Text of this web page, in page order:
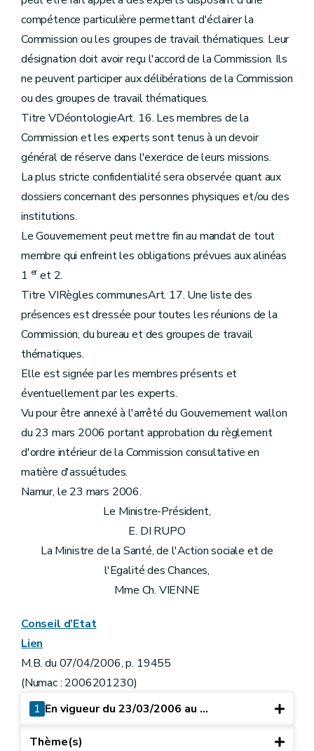
compétence particulière permettant d'éclairer la
Commission ou les groupes de travail thématiques. Leur
désignation doit avoir reçu l'accord de la Commission. Ils
ne peuvent participer aux délibérations de la Commission
ou des groupes de travail thématiques.
Titre VDéontologieArt. 16. Les membres de la
Commission et les experts sont tenus à un devoir
général de réserve dans l'exercice de leurs missions.
La plus stricte confidentialité sera observée quant aux
dossiers concernant des personnes physiques et/ou des
institutions.
Le Gouvernement peut mettre fin au mandat de tout
membre qui enfreint les obligations prévues aux alinéas
1 eret 2.
Titre VIRègles communesArt. 17. Une liste des
présences est dressée pour toutes les réunions de la
Commission, du bureau et des groupes de travail
thématiques.
Elle est signée par les membres présents et
éventuellement par les experts.
Vu pour être annexé à l'arrêté du Gouvernement wallon
du 23 mars 2006 portant approbation du règlement
d'ordre intérieur de la Commission consultative en
matière d'assuétudes.
Namur, le 23 mars 2006.
Le Ministre-Président,
E. DI RUPO
La Ministre de la Santé, de l'Action sociale et de
l'Egalité des Chances,
Mme Ch. VIENNE
Conseil d’Etat
Lien
M.B. du 07/04/2006, p. 19455
(Numac : 2006201230)
1 En vigueur du 23/03/2006 au ...
Thème(s)